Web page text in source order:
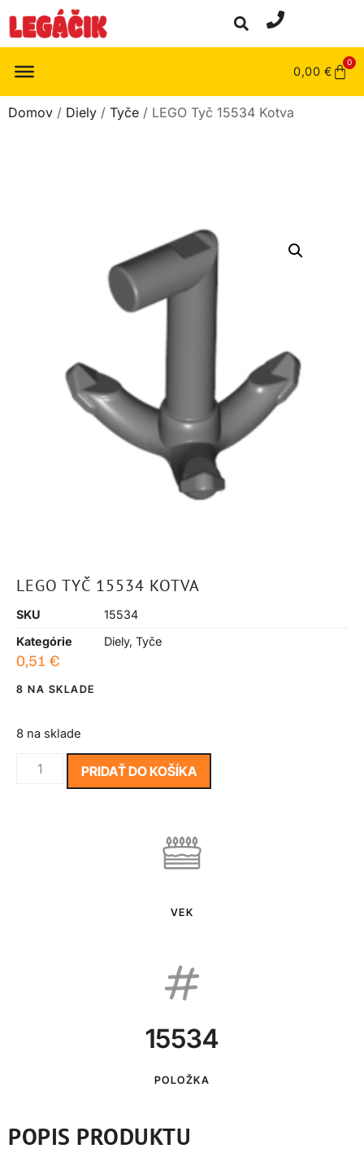
0,00 €
0
Domov / Diely / Tyče / LEGO Tyč 15534 Kotva
LEGO TYČ 15534 KOTVA
SKU
15534
Kategórie
Diely, Tyče
0,51 €
8 NA SKLADE
8 na sklade
PRIDAŤ DO KOŠÍKA
VEK
15534
POLOŽKA
POPIS PRODUKTU